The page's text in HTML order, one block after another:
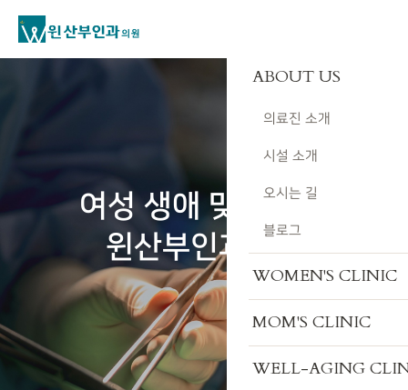
ABOUT US
의료진 소개
시설 소개
오시는 길
블로그
WOMEN'S CLINIC
MOM'S CLINIC
WELL-AGING
여성 생애 맞춤 진료
윈산부인과의원